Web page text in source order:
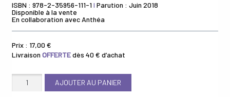
ISBN : 978-2-35956-111-1I Parution : Juin 2018
Disponible à la vente
En collaboration avec Anthéa
Prix : 17,00 €
Livraison OFFERTEdès 40 € d’achat
quantité
Anthéa,
AJOUTER AU PANIER